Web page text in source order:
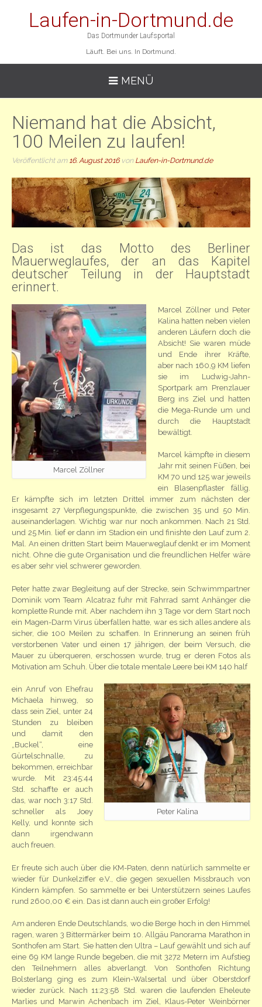
Laufen-in-Dortmund.de
Das Dortmunder Laufsportal
Läuft. Bei uns. In Dortmund.
MENÜ
Niemand hat die Absicht,
100 Meilen zu laufen!
Veröffentlicht am 16. August 2016von Laufen-in-Dortmund.de
Das ist das Motto des Berliner
Mauerweglaufes, der an das Kapitel
deutscher Teilung in der Hauptstadt
erinnert.
Marcel Zöllner
Marcel Zöllner und Peter
Kalina hatten neben vielen
anderen Läufern doch die
Absicht! Sie waren müde
und Ende ihrer Kräfte,
aber nach 160,9 KM liefen
sie im Ludwig-Jahn-
Sportpark am Prenzlauer
Berg ins Ziel und hatten
die Mega-Runde um und
durch die Hauptstadt
bewältigt.
Marcel kämpfte in diesem
Jahr mit seinen Füßen, bei
KM 70 und 125 war jeweils
ein Blasenpflaster fällig.
Er kämpfte sich im letzten Drittel immer zum nächsten der
insgesamt 27 Verpflegungspunkte, die zwischen 35 und 50 Min.
auseinanderlagen. Wichtig war nur noch ankommen. Nach 21 Std.
und 25 Min. lief er dann im Stadion ein und finishte den Lauf zum 2.
Mal. An einen dritten Start beim Mauerweglauf denkt er im Moment
nicht. Ohne die gute Organisation und die freundlichen Helfer wäre
es aber sehr viel schwerer geworden.
Peter hatte zwar Begleitung auf der Strecke, sein Schwimmpartner
Dominik vom Team Alcatraz fuhr mit Fahrrad samt Anhänger die
komplette Runde mit. Aber nachdem ihn 3 Tage vor dem Start noch
ein Magen-Darm Virus überfallen hatte, war es sich alles andere als
sicher, die 100 Meilen zu schaffen. In Erinnerung an seinen früh
verstorbenen Vater und einen 17 jährigen, der beim Versuch, die
Mauer zu überqueren, erschossen wurde, trug er deren Fotos als
Motivation am Schuh. Über die totale mentale Leere bei KM 140 half
Peter Kalina
ein Anruf von Ehefrau
Michaela hinweg, so
dass sein Ziel, unter 24
Stunden zu bleiben
und damit den
„Buckel“, eine
Gürtelschnalle, zu
bekommen, erreichbar
wurde. Mit 23:45:44
Std. schaffte er auch
das, war noch 3:17 Std.
schneller als Joey
Kelly, und konnte sich
dann irgendwann
auch freuen.
Er freute sich auch über die KM-Paten, denn natürlich sammelte er
wieder für Dunkelziffer e.V., die gegen sexuellen Missbrauch von
Kindern kämpfen. So sammelte er bei Unterstützern seines Laufes
rund 2600,00 € ein. Das ist dann auch ein großer Erfolg!
Am anderen Ende Deutschlands, wo die Berge hoch in den Himmel
ragen, waren 3 Bittermärker beim 10. Allgäu Panorama Marathon in
Sonthofen am Start. Sie hatten den Ultra – Lauf gewählt und sich auf
eine 69 KM lange Runde begeben, die mit 3272 Metern im Aufstieg
den Teilnehmern alles abverlangt. Von Sonthofen Richtung
Bolsterlang ging es zum Klein-Walsertal und über Oberstdorf
wieder zurück. Nach 11:23:58 Std. waren die laufenden Eheleute
Marlies und Marwin Achenbach im Ziel, Klaus-Peter Weinbörner